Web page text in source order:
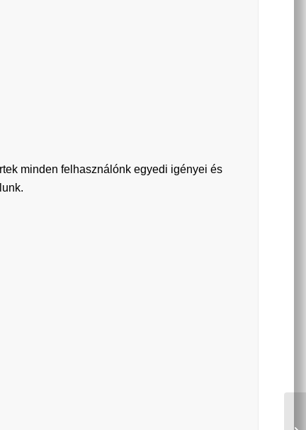
minden felhasználónk egyedi igényei és